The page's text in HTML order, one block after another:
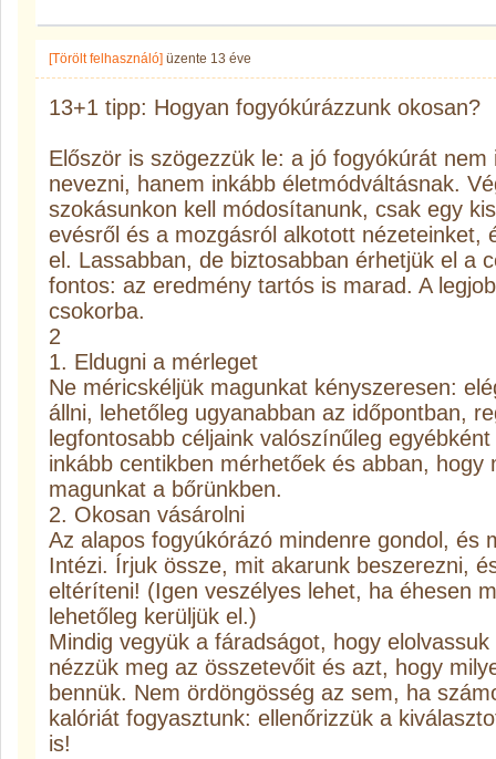
[Törölt felhasználó] üzente 13 éve
13+1 tipp: Hogyan fogyókúrázzunk okosan?
Először is szögezzük le: a jó fogyókúrát
nevezni, hanem inkább életmódváltásnak.
szokásunkon kell módosítanunk, csak egy
evésről és a mozgásról alkotott nézeteinket,
el. Lassabban, de biztosabban érhetjük el a
fontos: az eredmény tartós is marad. A
csokorba.
2
1. Eldugni a mérleget
Ne méricskéljük magunkat kényszeresen:
állni, lehetőleg ugyanabban az időpontban,
legfontosabb céljaink valószínűleg
inkább centikben mérhetőek és abban, hogy
magunkat a bőrünkben.
2. Okosan vásárolni
Az alapos fogyúkórázó mindenre gondol, és
Intézi. Írjuk össze, mit akarunk beszerezni,
eltéríteni! (Igen veszélyes lehet, ha éhesen
lehetőleg kerüljük el.)
Mindig vegyük a fáradságot, hogy
nézzük meg az összetevőit és azt, hogy
bennük. Nem ördöngösség az sem, ha
kalóriát fogyasztunk: ellenőrizzük a
is!